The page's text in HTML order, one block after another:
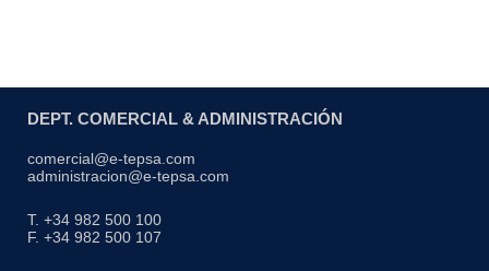
DEPT. COMERCIAL & ADMINISTRACIÓN
comercial@e-tepsa.com
administracion@e-tepsa.com
T. +34 982 500 100
F. +34 982 500 107